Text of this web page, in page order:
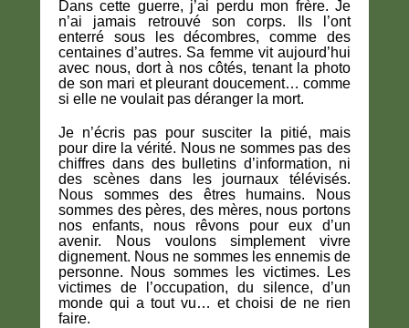
Dans cette guerre, j’ai perdu mon frère. Je
n’ai jamais retrouvé son corps. Ils l’ont
enterré sous les décombres, comme des
centaines d’autres. Sa femme vit aujourd’hui
avec nous, dort à nos côtés, tenant la photo
de son mari et pleurant doucement… comme
si elle ne voulait pas déranger la mort.
Je n’écris pas pour susciter la pitié, mais
pour dire la vérité. Nous ne sommes pas des
chiffres dans des bulletins d’information, ni
des scènes dans les journaux télévisés.
Nous sommes des êtres humains. Nous
sommes des pères, des mères, nous portons
nos enfants, nous rêvons pour eux d’un
avenir. Nous voulons simplement vivre
dignement. Nous ne sommes les ennemis de
personne. Nous sommes les victimes. Les
victimes de l’occupation, du silence, d’un
monde qui a tout vu… et choisi de ne rien
faire.